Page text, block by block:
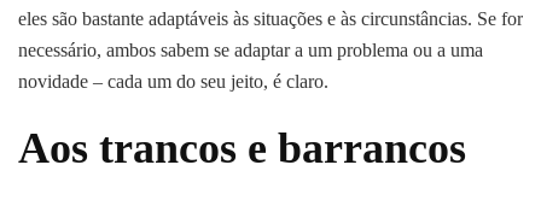
eles são bastante adaptáveis às situações e às circunstâncias. Se for
necessário, ambos sabem se adaptar a um problema ou a uma
novidade – cada um do seu jeito, é claro.
Aos trancos e barrancos